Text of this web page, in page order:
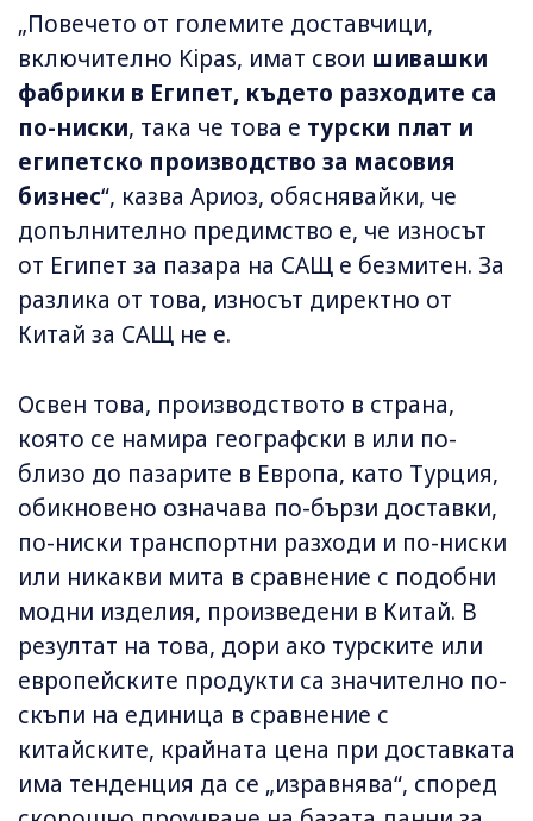
„Повечето от големите доставчици,
включително Kipas, имат свои шивашки
фабрики в Египет, където разходите са
по-ниски, така че това е турски плат и
египетско производство за масовия
бизнес“, казва Ариоз, обяснявайки, че
допълнително предимство е, че износът
от Египет за пазара на САЩ е безмитен. За
разлика от това, износът директно от
Китай за САЩ не е.
Освен това, производството в страна,
която се намира географски в или по-
близо до пазарите в Европа, като Турция,
обикновено означава по-бързи доставки,
по-ниски транспортни разходи и по-ниски
или никакви мита в сравнение с подобни
модни изделия, произведени в Китай. В
резултат на това, дори ако турските или
европейските продукти са значително по-
скъпи на единица в сравнение с
китайските, крайната цена при доставката
има тенденция да се „изравнява“, според